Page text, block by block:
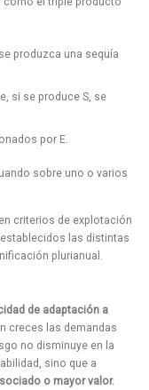
produzca una sequía
si se produce S, se
por E.
sobre uno o varios
criterios de explotación
las distintas
plurianual.
de adaptación a
creces las demandas
no disminuye en la
sino que a
o mayor valor.